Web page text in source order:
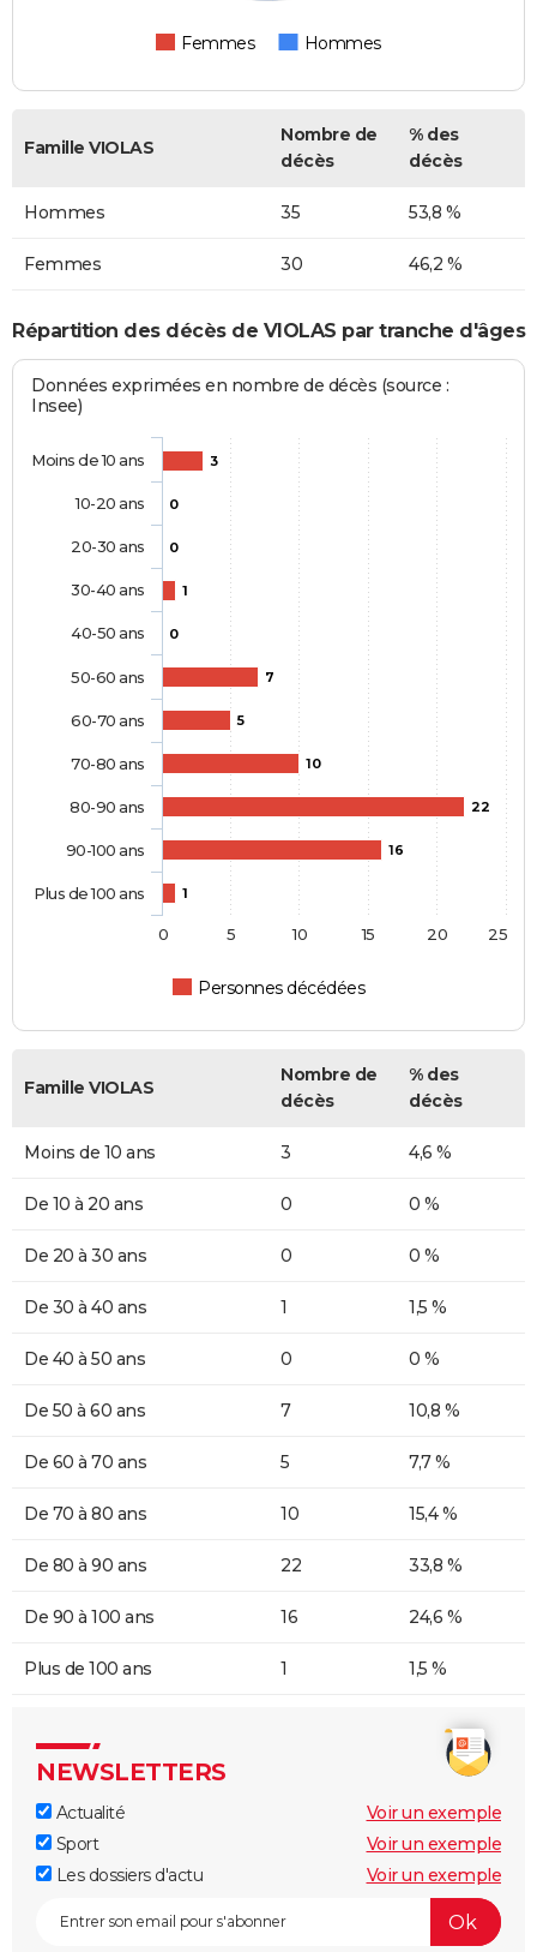
Femmes Hommes
Famille VIOLAS
Nombre de
décès
% des
décès
Hommes 35 53,8 %
Femmes 30 46,2 %
Répartition des décès de VIOLAS par tranche d'âges
Données exprimées en nombre de décès (source :
Insee)
3
0
0
1
0
7
5
10
22
16
1
Personnes décédées
Moins de 10 ans
10-20 ans
20-30 ans
30-40 ans
40-50 ans
50-60 ans
60-70 ans
70-80 ans
80-90 ans
90-100 ans
Plus de 100 ans
0 5 10 15 20 25
Famille VIOLAS
Nombre de
décès
% des
décès
Moins de 10 ans 3 4,6 %
De 10 à 20 ans 0 0 %
De 20 à 30 ans 0 0 %
De 30 à 40 ans 1 1,5 %
De 40 à 50 ans 0 0 %
De 50 à 60 ans 7 10,8 %
De 60 à 70 ans 5 7,7 %
De 70 à 80 ans 10 15,4 %
De 80 à 90 ans 22 33,8 %
De 90 à 100 ans 16 24,6 %
Plus de 100 ans 1 1,5 %
NEWSLETTERS
Actualité
Voir un exemple
Sport
Voir un exemple
Les dossiers d'actu
Voir un exemple